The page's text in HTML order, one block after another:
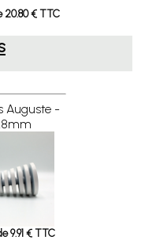
20.80 € TTC
Auguste -
9.91 € TTC